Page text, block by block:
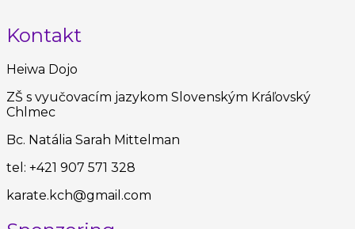
Kontakt
Heiwa Dojo
ZŠ s vyučovacím jazykom Slovenským Kráľovský
Chlmec
Bc. Natália Sarah Mittelman
tel: +421 907 571 328
karate.kch@gmail.com